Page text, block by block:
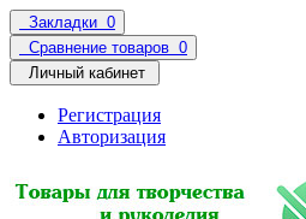
Закладки 0
Сравнение товаров 0
Личный кабинет
Регистрация
Авторизация